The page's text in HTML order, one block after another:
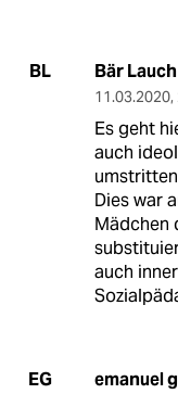
BL Bär Lauch
11.03.2020,
Es geht
auch
Dies war
Mädchen
auch
EG emanuel